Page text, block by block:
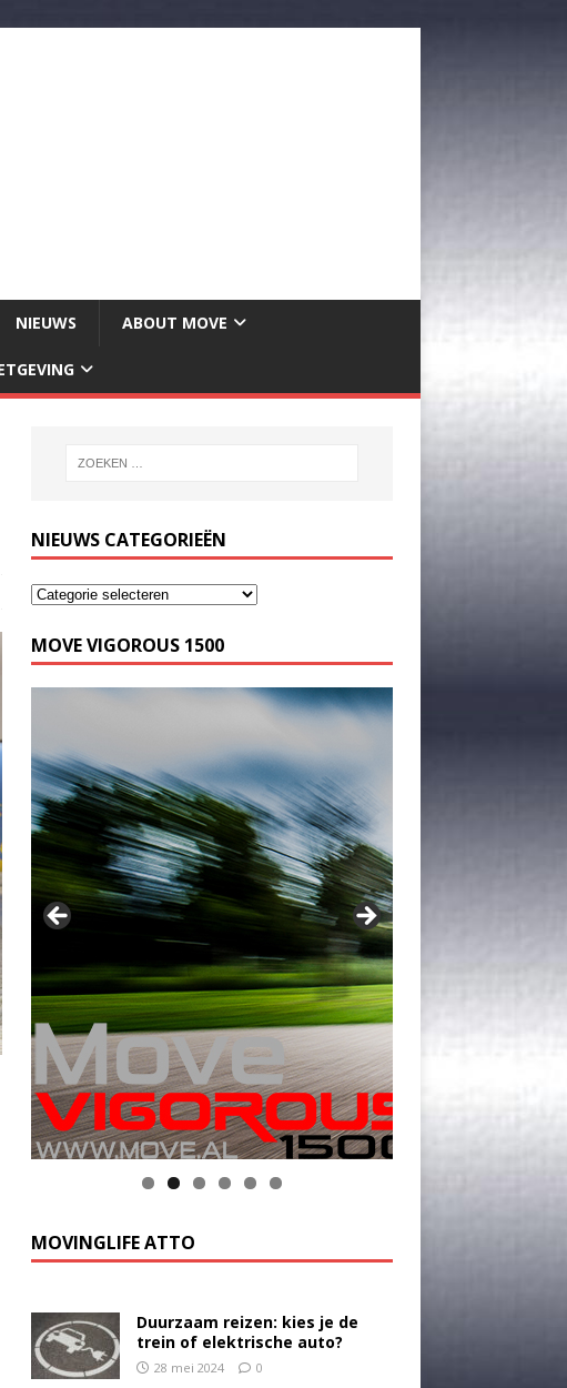
NIEUWS ABOUT MOVE
NIEUWS CATEGORIEËN
MOVE VIGOROUS 1500
Klik op de foto voor meer informatie
MOVINGLIFE ATTO
Duurzaam reizen: kies je de
trein of elektrische auto?
28 mei 2024 0